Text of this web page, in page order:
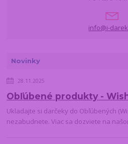
info@i-
Novinky
28.11.2025
Obľúbené produkty -
Ukladajte si darčeky do Obľúbených
nezabudnete. Viac sa dozviete na